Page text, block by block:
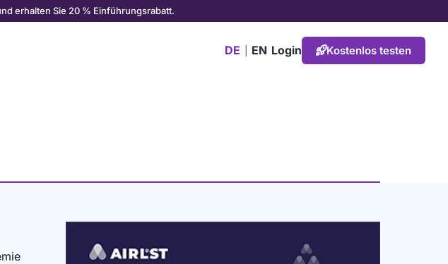
erhalten Sie 20 % Einführungsrabatt.
DE EN Login Kostenlos testen